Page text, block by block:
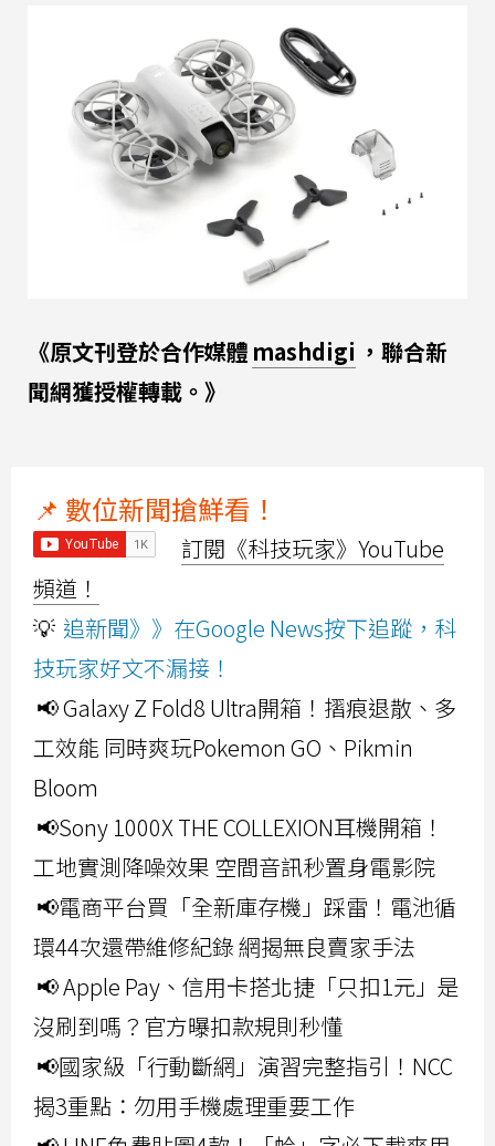
《原文刊登於合作媒體 mashdigi ，聯合新
聞網獲授權轉載。》
📌 數位新聞搶鮮看！
訂閱《科技玩家》YouTube
頻道！
💡 追新聞》》在Google News按下追蹤，科
技玩家好文不漏接！
📢 Galaxy Z Fold8 Ultra開箱！摺痕退散、多
工效能 同時爽玩Pokemon GO、Pikmin
Bloom
📢Sony 1000X THE COLLEXION耳機開箱！
工地實測降噪效果 空間音訊秒置身電影院
📢電商平台買「全新庫存機」踩雷！電池循
環44次還帶維修紀錄 網揭無良賣家手法
📢 Apple Pay、信用卡搭北捷「只扣1元」是
沒刷到嗎？官方曝扣款規則秒懂
📢國家級「行動斷網」演習完整指引！NCC
揭3重點：勿用手機處理重要工作